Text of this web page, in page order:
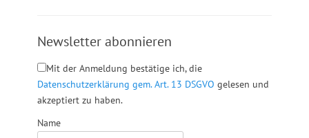
Newsletter abonnieren
Mit der Anmeldung bestätige ich, die
Datenschutzerklärung gem. Art. 13 DSGVO gelesen und
akzeptiert zu haben.
Name